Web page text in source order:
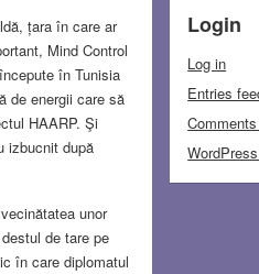
țara în care ar
Mind Control
în Tunisia
de energii care să
HAARP. Şi
izbucnit după
unor
de tare pe
în care diplomatul
Login
Log in
Entries